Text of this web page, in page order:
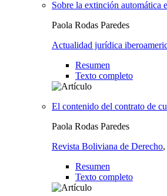
Sobre la extinción automática
Paola Rodas Paredes
Actualidad jurídica
Resumen
Texto completo
El contenido del contrato de
Paola Rodas Paredes
Revista Boliviana de Derecho,
Resumen
Texto completo